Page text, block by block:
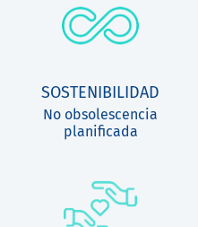
SOSTENIBILIDAD
No obsolescencia
planificada